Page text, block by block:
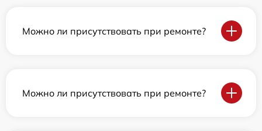
Можно ли присутствовать при ремонте?
Можно ли присутствовать при ремонте?